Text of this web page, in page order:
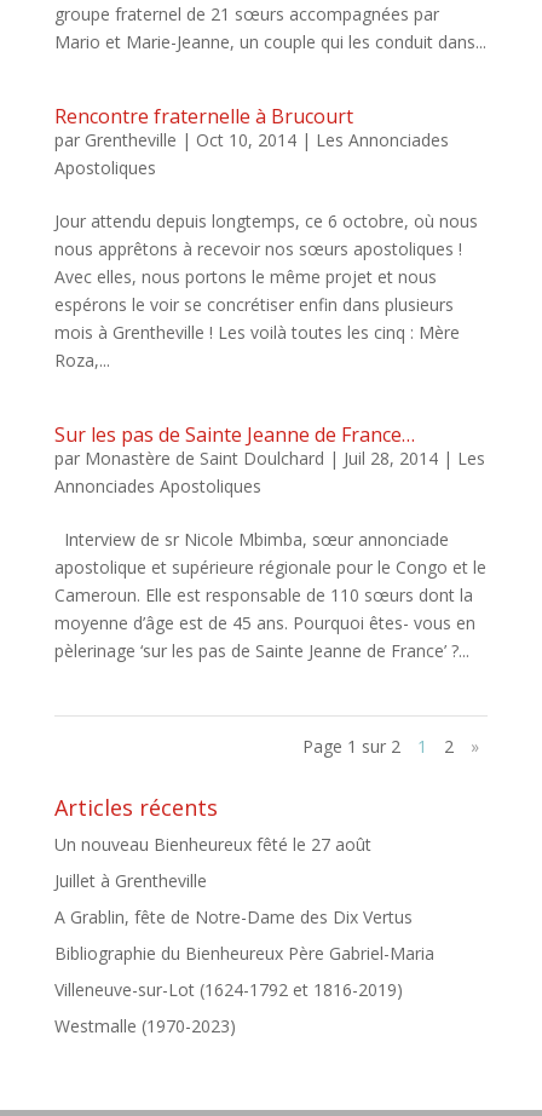
groupe fraternel de 21 sœurs accompagnées par
Mario et Marie-Jeanne, un couple qui les conduit dans...
Rencontre fraternelle à Brucourt
par Grentheville | Oct 10, 2014| Les Annonciades
Apostoliques
Jour attendu depuis longtemps, ce 6 octobre, où nous
nous apprêtons à recevoir nos sœurs apostoliques !
Avec elles, nous portons le même projet et nous
espérons le voir se concrétiser enfin dans plusieurs
mois à Grentheville ! Les voilà toutes les cinq : Mère
Roza,...
Sur les pas de Sainte Jeanne de France…
par Monastère de Saint Doulchard | Juil 28, 2014| Les
Annonciades Apostoliques
Interview de sr Nicole Mbimba, sœur annonciade
apostolique et supérieure régionale pour le Congo et le
Cameroun. Elle est responsable de 110 sœurs dont la
moyenne d’âge est de 45 ans. Pourquoi êtes- vous en
pèlerinage ‘sur les pas de Sainte Jeanne de France’ ?...
Page 1 sur 2 1 2 »
Articles récents
Un nouveau Bienheureux fêté le 27 août
Juillet à Grentheville
A Grablin, fête de Notre-Dame des Dix Vertus
Bibliographie du Bienheureux Père Gabriel-Maria
Villeneuve-sur-Lot (1624-1792 et 1816-2019)
Westmalle (1970-2023)